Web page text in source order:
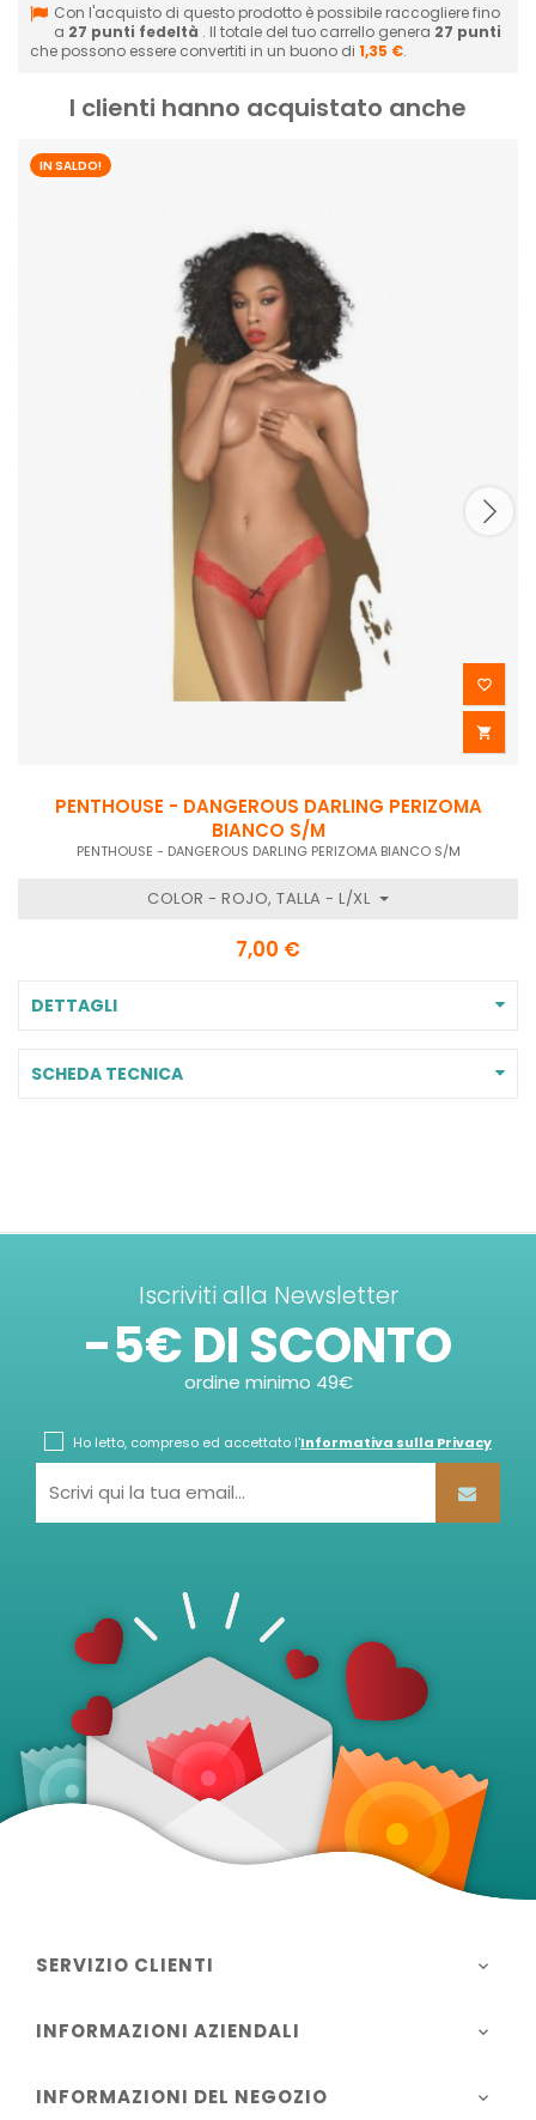
Con l'acquisto di questo prodotto è possibile raccogliere fino
a 27 punti fedeltà . Il totale del tuo carrello genera 27 punti
che possono essere convertiti in un buono di 1,35 €.
I clienti hanno acquistato anche
IN SALDO!


PENTHOUSE - DANGEROUS DARLING PERIZOMA
BIANCO S/M
PENTHOUSE - DANGEROUS DARLING PERIZOMA BIANCO S/M
COLOR - ROJO, TALLA - L/XL
7,00 €
DETTAGLI
SCHEDA TECNICA
Iscriviti alla Newsletter
-5€ DI SCONTO
ordine minimo 49€
Ho letto, compreso ed accettato l'Informativa sulla Privacy
SERVIZIO CLIENTI 
INFORMAZIONI AZIENDALI 
INFORMAZIONI DEL NEGOZIO 